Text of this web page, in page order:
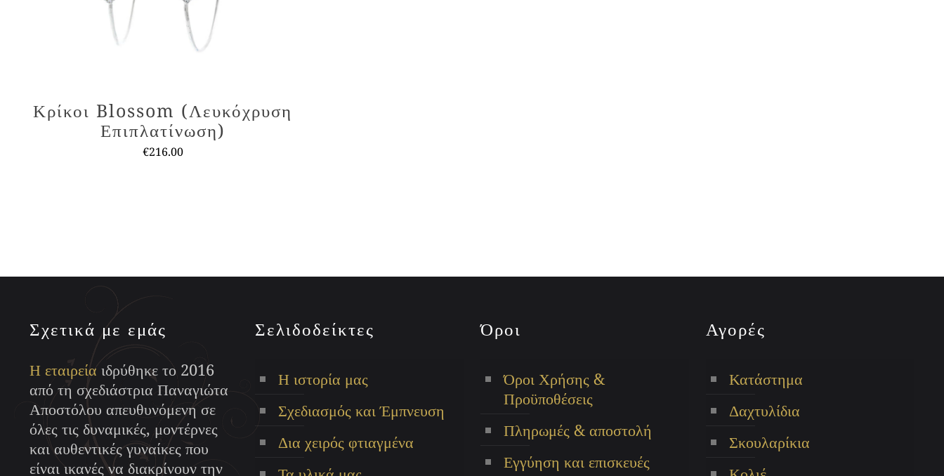
Κρίκοι Blossom (Λευκόχρυση
Επιπλατίνωση)
€216.00
παραλλαγές.
μπορούν
επιλεγούν
στη
σελίδα
του
προϊόντος
Σχετικά με εμάς
Η εταιρεία ιδρύθηκε το 2016
από τη σχεδιάστρια Παναγιώτα
Αποστόλου απευθυνόμενη σε
όλες τις δυναμικές, μοντέρνες
και αυθεντικές γυναίκες που
είναι ικανές να διακρίνουν την
Σελιδοδείκτες
Η ιστορία μας
Σχεδιασμός και Έμπνευση
Δια χειρός φτιαγμένα
Όροι
Όροι Χρήσης &
Προϋποθέσεις
Πληρωμές & αποστολή
Εγγύηση και επισκευές
Αγορές
Κατάστημα
Δαχτυλίδια
Σκουλαρίκια